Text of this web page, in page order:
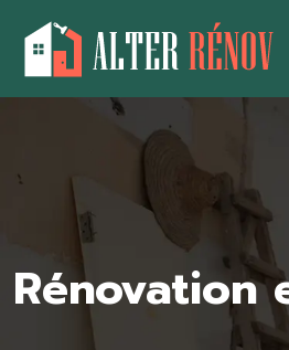
Rénovation